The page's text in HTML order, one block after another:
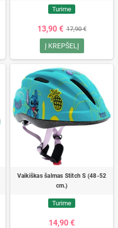
Turime
13,90 € 17,90 €
Į KREPŠELĮ
Vaikiškas šalmas Stitch S (48-52
cm.)
Turime
14,90 €